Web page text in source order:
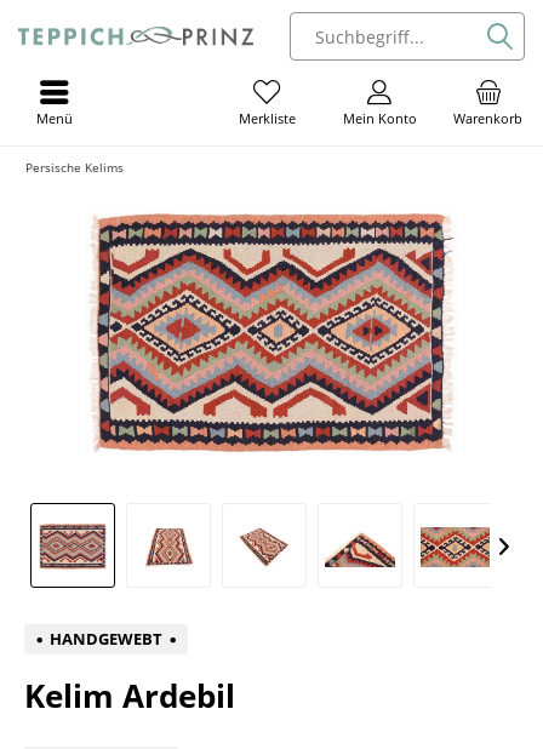
Warenkorb
Mein Konto
Merkliste
Menü
Persische Kelims
HANDGEWEBT
Kelim Ardebil